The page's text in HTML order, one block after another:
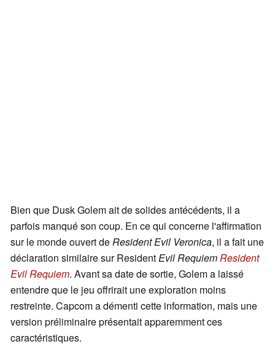
Bien que Dusk Golem ait de solides antécédents, il a
parfois manqué son coup. En ce qui concerne l'affirmation
sur le monde ouvert deResident Evil Veronica, il a fait une
déclaration similaire sur ResidentEvil RequiemResident
Evil Requiem. Avant sa date de sortie, Golem a laissé
entendre que le jeu offrirait une exploration moins
restreinte. Capcom a démenti cette information, mais une
version préliminaire présentait apparemment ces
caractéristiques.